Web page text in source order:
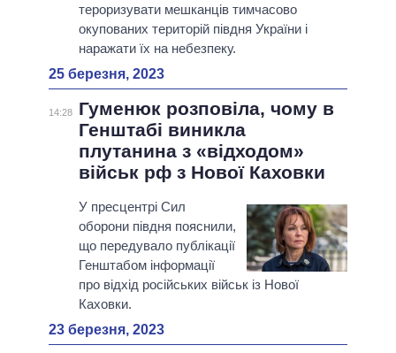
тероризувати мешканців тимчасово
окупованих територій півдня України і
наражати їх на небезпеку.
25 березня, 2023
14:28
Гуменюк розповіла, чому в
Генштабі виникла
плутанина з «відходом»
військ рф з Нової Каховки
У пресцентрі Сил
оборони півдня пояснили,
що передувало публікації
Генштабом інформації
про відхід російських військ із Нової
Каховки.
23 березня, 2023